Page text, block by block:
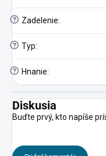
? Zadelenie:
? Typ:
? Hnanie:
Diskusia
Buďte prvý, kto napíše